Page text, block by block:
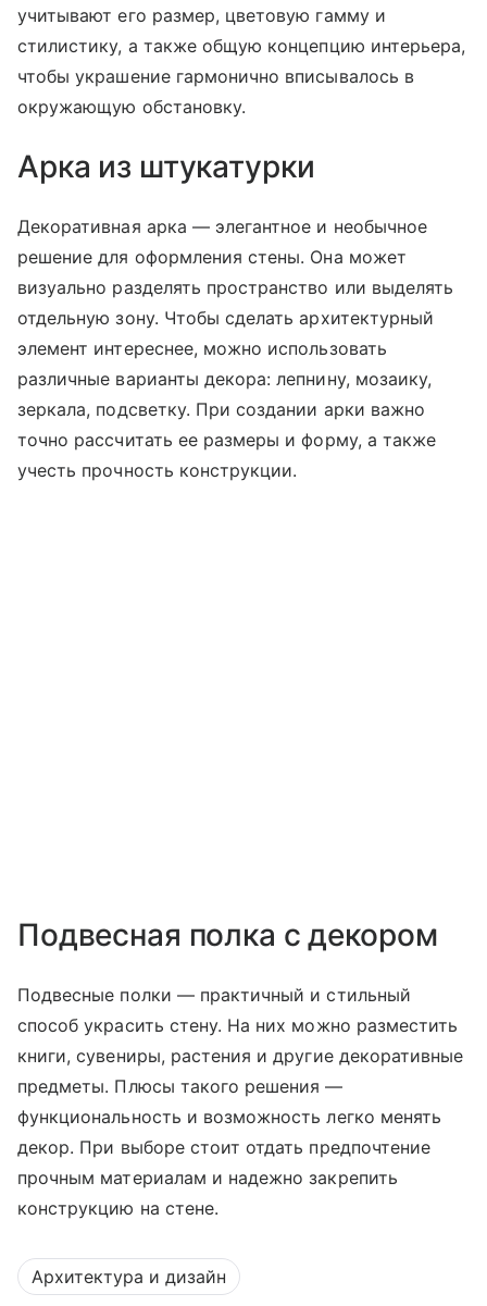
учитывают его размер, цветовую гамму и
стилистику, а также общую концепцию интерьера,
чтобы украшение гармонично вписывалось в
окружающую обстановку.
Арка из штукатурки
Декоративная арка — элегантное и необычное
решение для оформления стены. Она может
визуально разделять пространство или выделять
отдельную зону. Чтобы сделать архитектурный
элемент интереснее, можно использовать
различные варианты декора: лепнину, мозаику,
зеркала, подсветку. При создании арки важно
точно рассчитать ее размеры и форму, а также
учесть прочность конструкции.
Подвесная полка с декором
Подвесные полки — практичный и стильный
способ украсить стену. На них можно разместить
книги, сувениры, растения и другие декоративные
предметы. Плюсы такого решения —
функциональность и возможность легко менять
декор. При выборе стоит отдать предпочтение
прочным материалам и надежно закрепить
конструкцию на стене.
Архитектура и дизайн